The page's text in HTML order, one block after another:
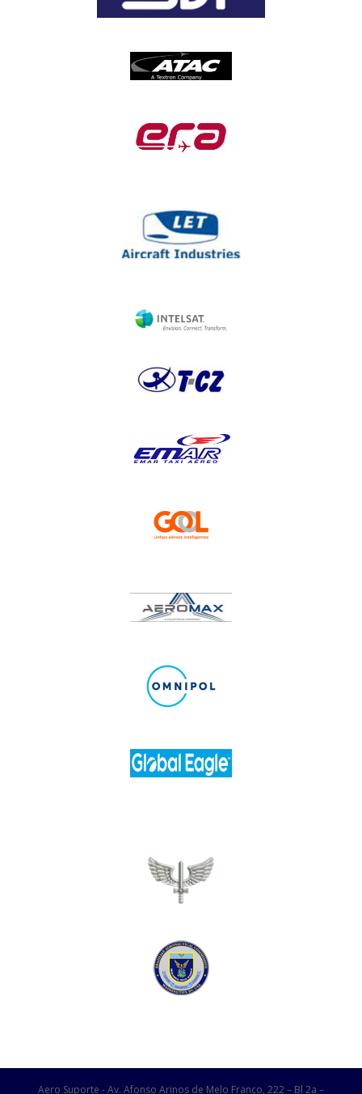
Aero Suporte - Av. Afonso Arinos de Melo Franco, 222 – Bl 2a –